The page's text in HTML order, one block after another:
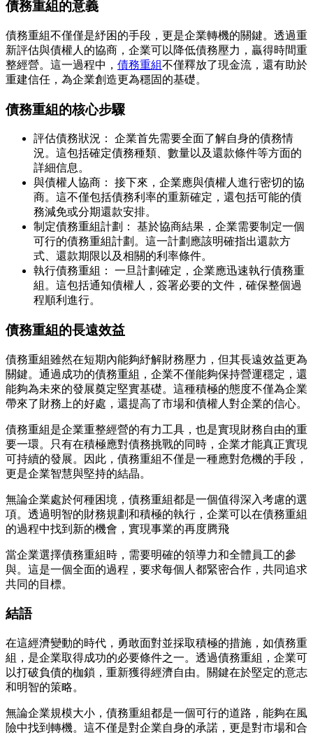
債務重組的意義
債務重組不僅僅是紓困的手段，更是企業轉機的關鍵。透過重
新評估與債權人的協商，企業可以降低債務壓力，贏得時間重
整經營。這一過程中， 債務重組不僅釋放了現金流，還有助於
重建信任，為企業創造更為穩固的基礎。
債務重組的核心步驟
評估債務狀況： 企業首先需要全面了解自身的債務情
況。這包括確定債務種類、數量以及還款條件等方面的
詳細信息。
與債權人協商： 接下來，企業應與債權人進行密切的協
商。這不僅包括債務利率的重新確定，還包括可能的債
務減免或分期還款安排。
制定債務重組計劃： 基於協商結果，企業需要制定一個
可行的債務重組計劃。這一計劃應該明確指出還款方
式、還款期限以及相關的利率條件。
執行債務重組： 一旦計劃確定，企業應迅速執行債務重
組。這包括通知債權人，簽署必要的文件，確保整個過
程順利進行。
債務重組的長遠效益
債務重組雖然在短期內能夠紓解財務壓力，但其長遠效益更為
關鍵。通過成功的債務重組，企業不僅能夠保持營運穩定，還
能夠為未來的發展奠定堅實基礎。這種積極的態度不僅為企業
帶來了財務上的好處，還提高了市場和債權人對企業的信心。
債務重組是企業重整經營的有力工具，也是實現財務自由的重
要一環。只有在積極應對債務挑戰的同時，企業才能真正實現
可持續的發展。因此，債務重組不僅是一種應對危機的手段，
更是企業智慧與堅持的結晶。
無論企業處於何種困境，債務重組都是一個值得深入考慮的選
項。透過明智的財務規劃和積極的執行，企業可以在債務重組
的過程中找到新的機會，實現事業的再度腾飛
當企業選擇債務重組時，需要明確的領導力和全體員工的參
與。這是一個全面的過程，要求每個人都緊密合作，共同追求
共同的目標。
結語
在這經濟變動的時代，勇敢面對並採取積極的措施，如債務重
組，是企業取得成功的必要條件之一。透過債務重組，企業可
以打破負債的枷鎖，重新獲得經濟自由。關鍵在於堅定的意志
和明智的策略。
無論企業規模大小，債務重組都是一個可行的道路，能夠在風
險中找到轉機。這不僅是對企業自身的承諾，更是對市場和合